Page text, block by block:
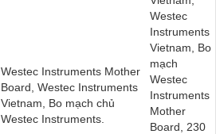
Westec Instruments Mother
Board, Westec Instruments
Vietnam, Bo mạch chủ
Westec Instruments.
Westec
Instruments
Vietnam, Bo
mạch
Westec
Instruments
Mother
Board, 230